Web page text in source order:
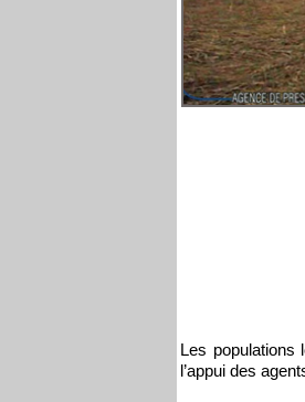
Les populations
l’appui des